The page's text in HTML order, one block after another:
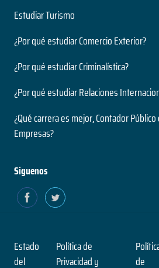
Estudiar Turismo
¿Por qué estudiar Comercio Exterior?
¿Por qué estudiar Criminalística?
¿Por qué estudiar Relaciones
¿Qué carrera es mejor, Contador
Empresas?
Siguenos
Estado
del
Política de
Privacidad y
de